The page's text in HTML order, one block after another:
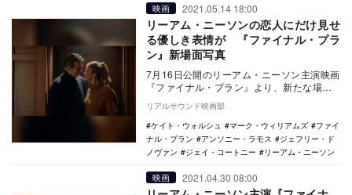
映画 2021.05.14 18:00
リーアム・ニーソンの恋人にだけ見せ
る優しき表情が 『ファイナル・プラ
ン』新場面写真
7月16日公開のリーアム・ニーソン主演映画
『ファイナル・プラン』より、新たな場面
写真が公開された。 『シンドラーのリス
ト』…
リアルサウンド映画部
ケイト・ウォルシュ
マーク・ウィリアムズ
ファイ
ナル・プラン
アンソニー・ラモス
ジェフリー・ド
ノヴァン
ジェイ・コートニー リーアム・ニーソン
映画 2021.04.30 08:00